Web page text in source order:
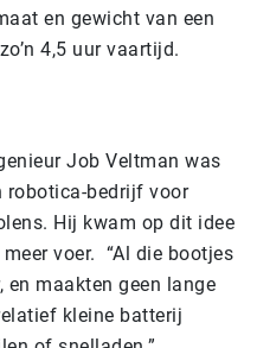
en gewicht van een
4,5 uur vaartijd.
Job Veltman was
robotica-bedrijf voor
Hij kwam op dit idee
voer. “Al die bootjes
en maakten geen lange
kleine batterij